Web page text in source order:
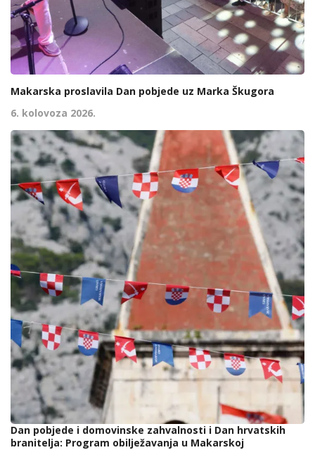
Makarska proslavila Dan pobjede uz Marka Škugora
6. kolovoza 2026.
Dan pobjede i domovinske zahvalnosti i Dan hrvatskih
branitelja: Program obilježavanja u Makarskoj